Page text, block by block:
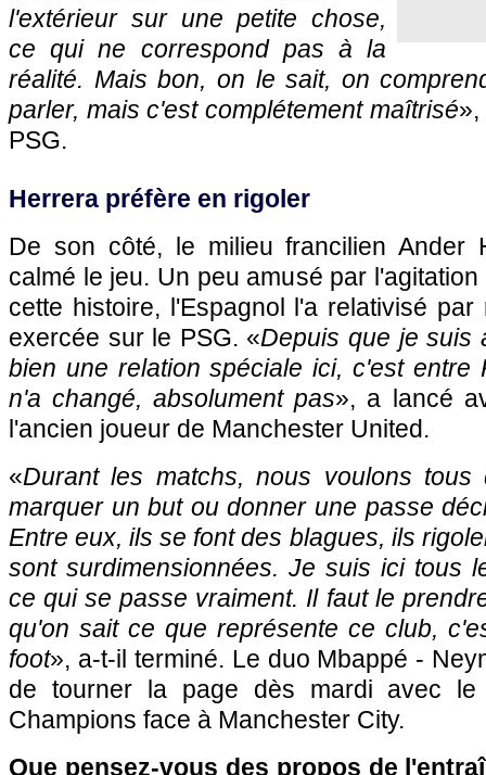
l'extérieur sur une petite chose,
ce qui ne correspond pas à la
réalité. Mais bon, on le sait, on
parler, mais c'est complétement maîtrisé
PSG.
Herrera préfère en rigoler
De son côté, le milieu francilien Ander
calmé le jeu. Un peu amusé par
cette histoire, l'Espagnol l'a relativisé
exercée sur le PSG. «Depuis que je suis
bien une relation spéciale ici, c'est entre
n'a changé, absolument pas», a lancé
l'ancien joueur de Manchester United.
«Durant les matchs, nous voulons tous
marquer un but ou donner une passe
Entre eux, ils se font des blagues, ils
sont surdimensionnées. Je suis ici tous
ce qui se passe vraiment. Il faut le
qu'on sait ce que représente ce club,
foot», a-t-il terminé. Le duo Mbappé -
de tourner la page dès mardi avec
Champions face à Manchester City.
Que pensez-vous des propos de